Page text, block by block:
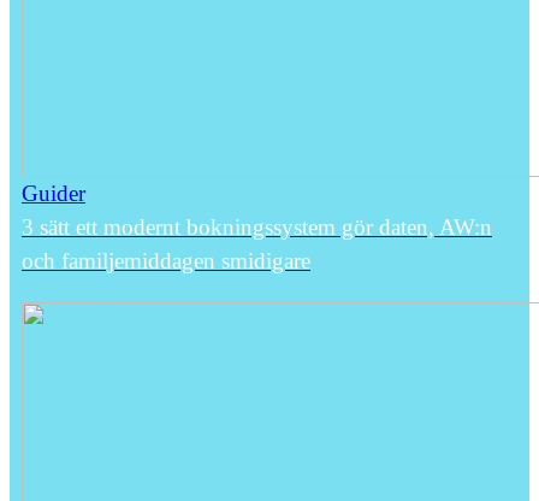
Guider
3 sätt ett modernt bokningssystem gör daten, AW:n
och familjemiddagen smidigare